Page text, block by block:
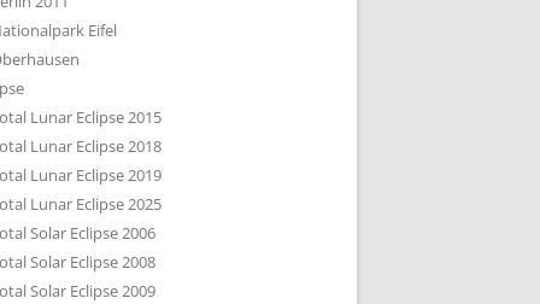
DEN DÄCHERN
SUBURBIA
Eifel
Lunar Eclipse 2015
Lunar Eclipse 2018
Lunar Eclipse 2019
Lunar Eclipse 2025
Solar Eclipse 2006
Solar Eclipse 2008
Solar Eclipse 2009